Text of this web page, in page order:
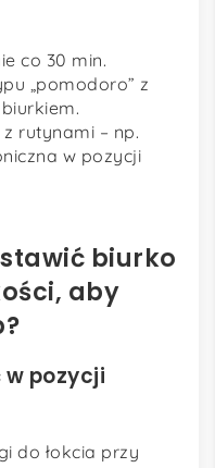
co 30 min.
„pomodoro” z
rutynami – np.
w pozycji
biurko
aby
pozycji
do łokcia przy